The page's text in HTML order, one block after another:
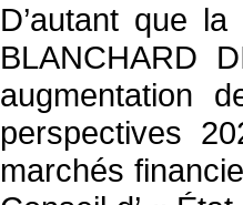
D’autant que
BLANCHARD
augmentation
perspectives
marchés